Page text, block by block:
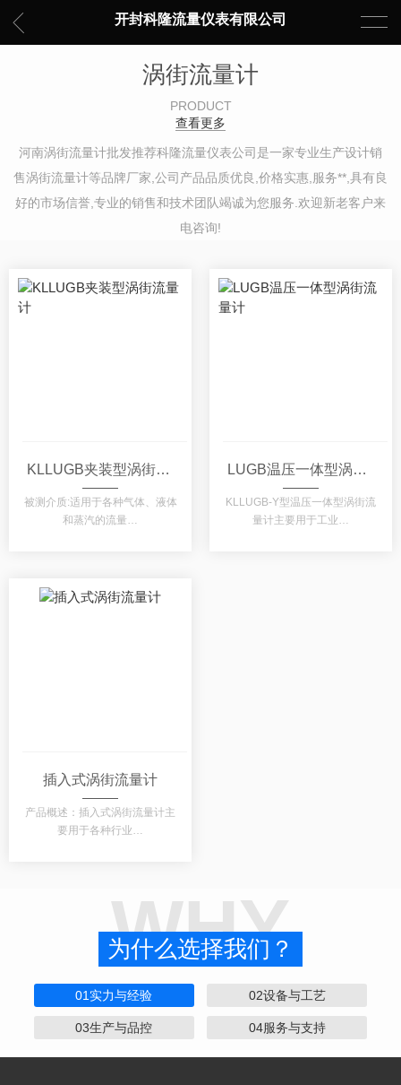
开封科隆流量仪表有限公司
涡街流量计
PRODUCT
查看更多
河南涡街流量计批发推荐科隆流量仪表公司是一家专业生产设计销
售涡街流量计等品牌厂家,公司产品品质优良,价格实惠,服务**,具有良
好的市场信誉,专业的销售和技术团队竭诚为您服务.欢迎新老客户来
电咨询!
KLLUGB夹装型涡街流量计
被测介质:适用于各种气体、液体
和蒸汽的流量…
LUGB温压一体型涡街流量计
KLLUGB-Y型温压一体型涡街流
量计主要用于工业…
插入式涡街流量计
产品概述：插入式涡街流量计主
要用于各种行业…
WHY
为什么选择我们？
01实力与经验 02设备与工艺
03生产与品控 04服务与支持